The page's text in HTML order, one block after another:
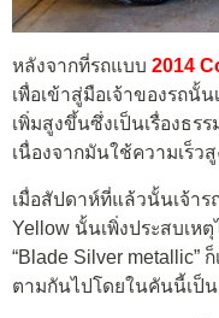
หลังจากที่รถแบบ 2014
เพื่อเข้าสู่มือเจ้าของรถนั้
เพิ่มสูงขึ้นซึ่งเป็นเรื่องธ
เนื่องจากมันใช้ความเร็ว
เมื่อสัปดาห์ที่แล้วนั้นเจ้า
Yellow นั้นเพิ่งประสบเ
“Blade Silver metallic”
ตามกันไปโดยในคันนี้เป็